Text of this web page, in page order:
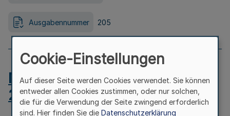
Ausgabennummer 205
MB.NRW 2026 Nr. 204 vom
24.07.2026
Cookie-Einstellungen
Auf dieser Seite werden Cookies verwendet. Sie können
entweder allen Cookies zustimmen, oder nur solchen,
die für die Verwendung der Seite zwingend erforderlich
sind. Hier finden Sie die Datenschutzerklärung